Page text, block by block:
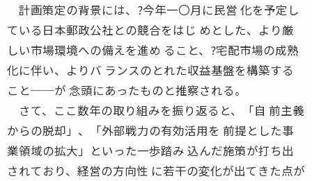
計画策定の背景には、?今年一〇月に民営 化を予定し
ている日本郵政公社との競合をはじ めとした、より厳
しい市場環境への備えを進め ること、?宅配市場の成熟
化に伴い、よりバ ランスのとれた収益基盤を構築する
こと──が 念頭にあったものと推察される。
さて、ここ数年の取り組みを振り返ると、「自 前主義
からの脱却」、「外部戦力の有効活用を 前提とした事
業領域の拡大」といった一歩踏み 込んだ施策が打ち出
されており、経営の方向性 に若干の変化が出てきた点が